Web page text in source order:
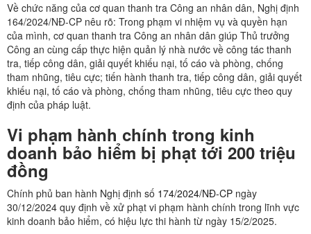
Về chức năng của cơ quan thanh tra Công an nhân dân, Nghị định
164/2024/NĐ-CP nêu rõ: Trong phạm vi nhiệm vụ và quyền hạn
của mình, cơ quan thanh tra Công an nhân dân giúp Thủ trưởng
Công an cùng cấp thực hiện quản lý nhà nước về công tác thanh
tra, tiếp công dân, giải quyết khiếu nại, tố cáo và phòng, chống
tham nhũng, tiêu cực; tiến hành thanh tra, tiếp công dân, giải quyết
khiếu nại, tố cáo và phòng, chống tham nhũng, tiêu cực theo quy
định của pháp luật.
Vi phạm hành chính trong kinh
doanh bảo hiểm bị phạt tới 200 triệu
đồng
Chính phủ ban hành Nghị định số 174/2024/NĐ-CP ngày
30/12/2024 quy định về xử phạt vi phạm hành chính trong lĩnh vực
kinh doanh bảo hiểm, có hiệu lực thi hành từ ngày 15/2/2025.